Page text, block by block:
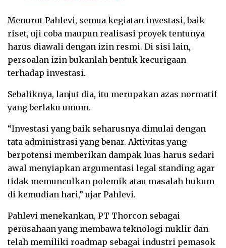
Menurut Pahlevi, semua kegiatan investasi, baik
riset, uji coba maupun realisasi proyek tentunya
harus diawali dengan izin resmi. Di sisi lain,
persoalan izin bukanlah bentuk kecurigaan
terhadap investasi.
Sebaliknya, lanjut dia, itu merupakan azas normatif
yang berlaku umum.
“Investasi yang baik seharusnya dimulai dengan
tata administrasi yang benar. Aktivitas yang
berpotensi memberikan dampak luas harus sedari
awal menyiapkan argumentasi legal standing agar
tidak memunculkan polemik atau masalah hukum
di kemudian hari,” ujar Pahlevi.
Pahlevi menekankan, PT Thorcon sebagai
perusahaan yang membawa teknologi nuklir dan
telah memiliki roadmap sebagai industri pemasok